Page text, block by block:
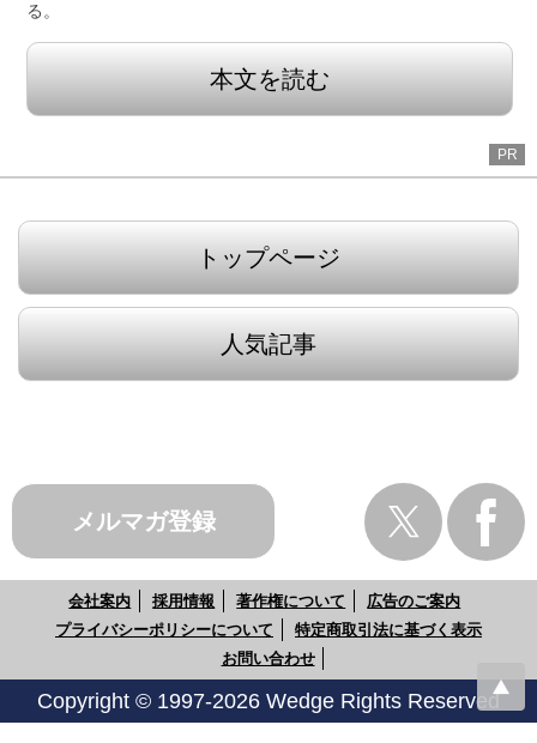
る。
本文を読む
PR
トップページ
人気記事
メルマガ登録
会社案内 採用情報 著作権について
広告のご案内
プライバシーポリシーについて
特定商取引法に基づく表示
お問い合わせ
Copyright © 1997-2026 Wedge Rights Reserved